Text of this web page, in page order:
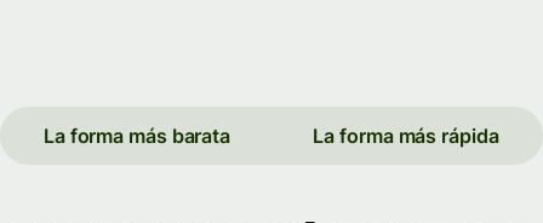
La forma más barata La forma más rápida